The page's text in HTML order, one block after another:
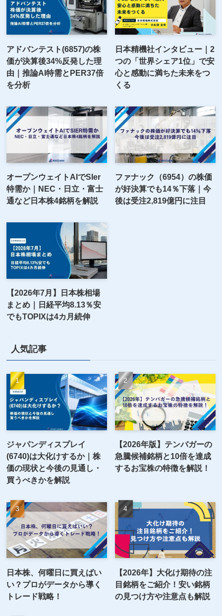
アドバンテスト(6857)の株
価が決算後34%反発した理
由｜推論AI特需とPER37倍
を分析
日本精機社インタビュー｜2
つの「世界シェア1位」で安
心と感動に満ちた未来をつ
くる
オープンウェイトAIでSIer
特需か｜NEC・日立・富士
通など日本株4銘柄を解説
ファナック（6954）の株価
が好決算でも14％下落｜今
後は受注2,819億円に注目
【2026年7月】日本株相場
まとめ｜日経平均8.13％安
でもTOPIXは4カ月続伸
人気記事
ジャパンディスプレイ
(6740)は大化けするか｜株
価の現状と今後の見通し・
買うべきかを解説
【2026年版】テンバガーの
急騰候補銘柄と10倍を達成
するお宝株の特徴を解説！
日本株、何曜日に買えばい
い？プロがデータから導く
トレード戦略！
【2026年】大化け期待の注
目銘柄をご紹介！安い銘柄
の見つけ方や注意点も解説